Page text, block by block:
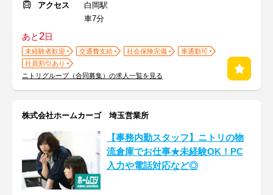
アクセス
白岡駅
車7分
あと2日
未経験者歓迎 交通費支給 社会保険完備
車通勤可
社員割引あり
ニトリグループ（合同募集）の求人一覧を見る
株式会社ホームカーゴ 埼玉営業所
【事務内勤スタッフ】ニトリの物
流倉庫でお仕事★未経験OK！PC
入力や電話対応など◎